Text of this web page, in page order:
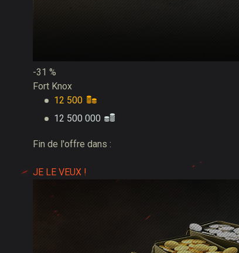
-31 %
Fort Knox
12 500
12 500 000
Fin de l'offre dans :
JE LE VEUX !